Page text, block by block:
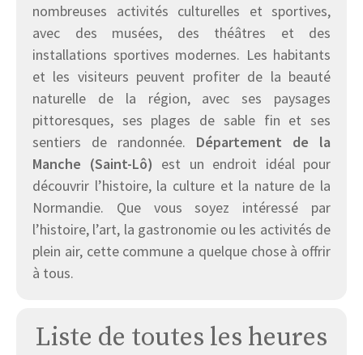
nombreuses activités culturelles et sportives,
avec des musées, des théâtres et des
installations sportives modernes. Les habitants
et les visiteurs peuvent profiter de la beauté
naturelle de la région, avec ses paysages
pittoresques, ses plages de sable fin et ses
sentiers de randonnée. Département de la
Manche (Saint-Lô) est un endroit idéal pour
découvrir l’histoire, la culture et la nature de la
Normandie. Que vous soyez intéressé par
l’histoire, l’art, la gastronomie ou les activités de
plein air, cette commune a quelque chose à offrir
à tous.
Liste de toutes les heures